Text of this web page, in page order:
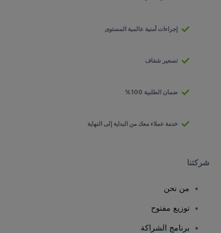
إجراءات أمنية عالمية المستوى
تسعير شفاف
ضمان الطلبية 100%
خدمة عملاء معك من البداية إلى النهاية
شركتنا
من نحن
توزيع مفتوح
برنامج الشراكة